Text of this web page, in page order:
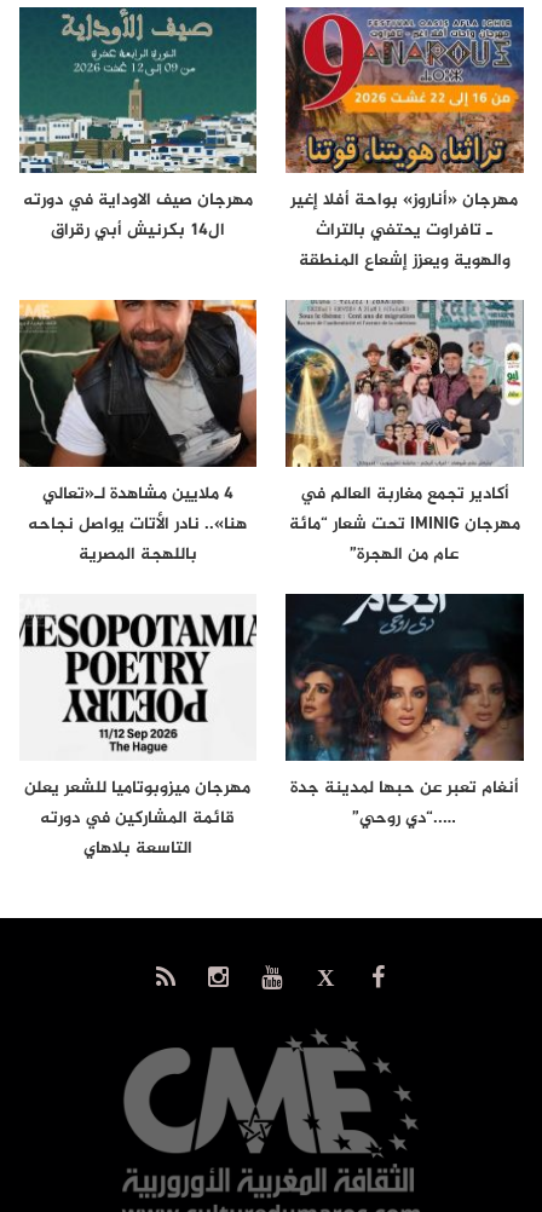
مهرجان «أناروز» بواحة أفلا إغير
ـ تافراوت يحتفي بالتراث
والهوية ويعزز إشعاع المنطقة
مهرجان صيف الاوداية في دورته
ال14 بكرنيش أبي رقراق
أكادير تجمع مغاربة العالم في
مهرجان IMINIG تحت شعار “مائة
عام من الهجرة”
4 ملايين مشاهدة لـ«تعالي
هنا».. نادر الأتات يواصل نجاحه
باللهجة المصرية
أنغام تعبر عن حبها لمدينة جدة
…..“دي روحي”
مهرجان ميزوبوتاميا للشعر يعلن
قائمة المشاركين في دورته
التاسعة بلاهاي